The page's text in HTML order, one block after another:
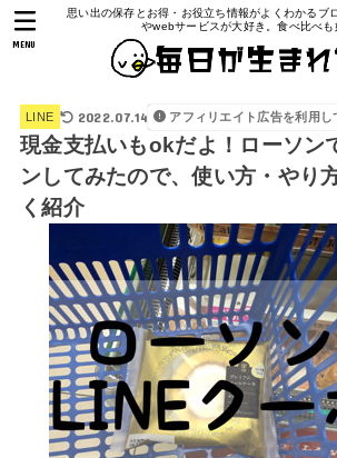
思い出の保存とお得・お役立ち情報がよくわかるブ
やwebサービスが大好き。食べ比べも
MENU
LINE 2022.07.14 アフィリエイト広告を利用し
現金支払いもokだよ！ローソン
ンしてみたので、使い方・やり
く紹介